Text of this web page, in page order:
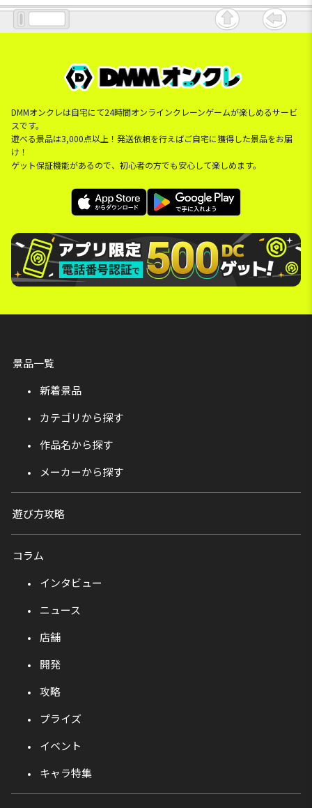
DMMオンクレは自宅にて24時間オンラインクレーンゲームが楽しめるサービ
スです。
遊べる景品は3,000点以上！発送依頼を行えばご自宅に獲得した景品をお届
け！
ゲット保証機能があるので、初心者の方でも安心して楽しめます。
景品一覧
新着景品
カテゴリから探す
作品名から探す
メーカーから探す
遊び方攻略
コラム
インタビュー
ニュース
店舗
開発
攻略
プライズ
イベント
キャラ特集